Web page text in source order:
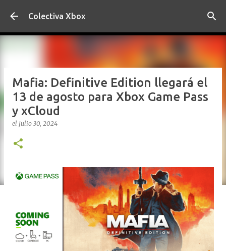
Ir al contenido principal
Colectiva Xbox
Mafia: Definitive Edition llegará el
13 de agosto para Xbox Game Pass
y xCloud
el julio 30, 2024